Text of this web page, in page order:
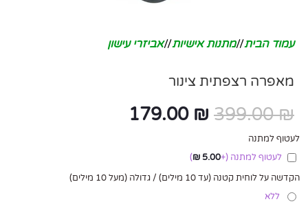
עמוד הבית/ מתנות אישיות/ אביזרי עישון
מאפרה רצפתית צינור
399.00₪
179.00 ₪
לעטוף למתנה
לעטוף למתנה (+
5.00
₪
)
הקדשה על לוחית קטנה (עד 10 מילים) / גדולה (מעל 10 מילים)
ללא